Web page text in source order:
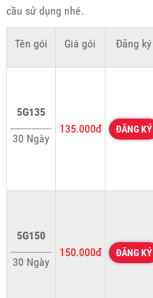
cầu sử dụng nhé.
Tên gói Giá gói Đăng ký
5G135
30 Ngày
135.000đ ĐĂNG KÝ
5G150
30 Ngày
150.000đ ĐĂNG KÝ